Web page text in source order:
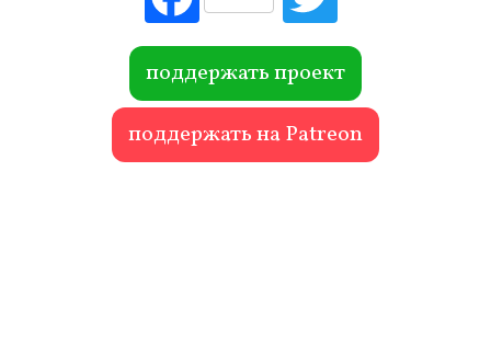
ebo
ok r
поддержать проект
поддержать на Patreon